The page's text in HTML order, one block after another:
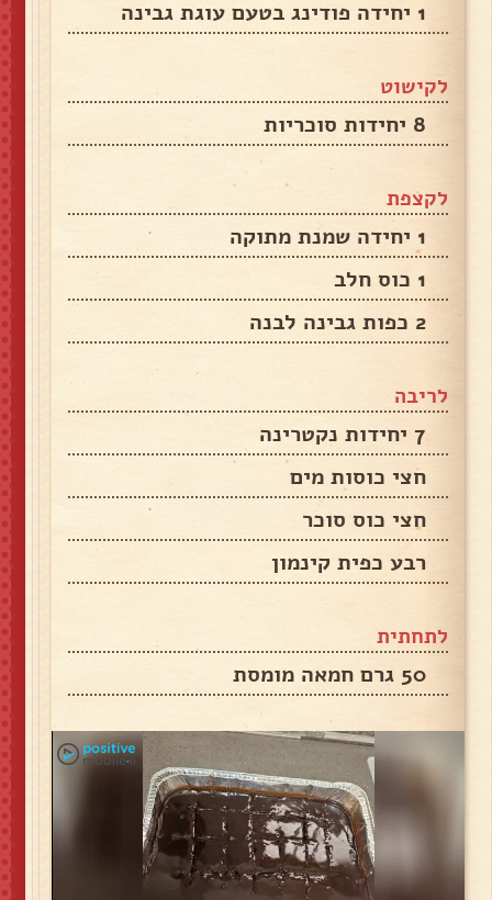
1 יחידה פודינג בטעם עוגת גבינה
לקישוט
8 יחידות סוכריות
לקצפת
1 יחידה שמנת מתוקה
1 כוס חלב
2 כפות גבינה לבנה
לריבה
7 יחידות נקטרינה
חצי כוסות מים
חצי כוס סוכר
רבע כפית קינמון
לתחתית
50 גרם חמאה מומסת